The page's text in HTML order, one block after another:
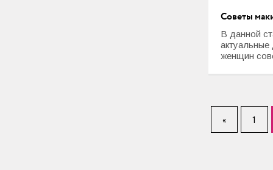
Советы
В данной
женщин
« 1